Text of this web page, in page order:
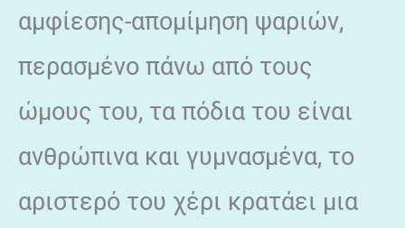
αμφίεσης-απομίμηση ψαριών,
περασμένο πάνω από τους
ώμους του, τα πόδια του είναι
ανθρώπινα και γυμνασμένα, το
αριστερό του χέρι κρατάει μια